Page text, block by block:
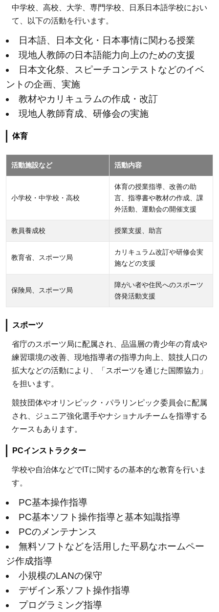
へ国
際ボ
ティ
アに
申し
込む
方法
は？
して
おく
3
本
で
き
る
ア
カ
子
ど
も
た
ち
へ
援
は
3.1
寄付
3.2
企業
のプ
ロジ
ェク
トや
キャ
中学校、高校、大学、専門学校、日系日本語学校におい
て、以下の活動を行います。
日本語、日本文化・日本事情に関わる授業
現地人教師の日本語能力向上のための支援
日本文化祭、スピーチコンテストなどのイベ
ントの企画、実施
教材やカリキュラムの作成・改訂
現地人教師育成、研修会の実施
体育
活動施設など 活動内容
小学校・中学校・高校
体育の授業指導、改善の助
言、指導書や教材の作成、課
外活動、運動会の開催支援
教員養成校 授業支援、助言
教育省、スポーツ局
カリキュラム改訂や研修会実
施などの支援
保険局、スポーツ局
障がい者や住民へのスポーツ
啓発活動支援
スポーツ
省庁のスポーツ局に配属され、品温層の青少年の育成や
練習環境の改善、現地指導者の指導力向上、競技人口の
拡大などの活動により、「スポーツを通じた国際協力」
を担います。
競技団体やオリンピック・パラリンピック委員会に配属
され、ジュニア強化選手やナショナルチームを指導する
ケースもあります。
PCインストラクター
学校や自治体などでITに関するの基本的な教育を行いま
す。
PC基本操作指導
PC基本ソフト操作指導と基本知識指導
PCのメンテナンス
無料ソフトなどを活用した平易なホームペー
ジ作成指導
小規模のLANの保守
デザイン系ソフト操作指導
プログラミング指導